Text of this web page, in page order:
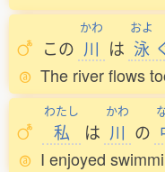
この
かわ
川 は
およ
泳
The river flows
わたし
私 は
かわ
川 の
I enjoyed